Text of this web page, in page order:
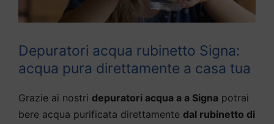
Depuratori acqua rubinetto Signa:
acqua pura direttamente a casa tua
Grazie ai nostri depuratori acqua a a Signa potrai
bere acqua purificata direttamente dal rubinetto di